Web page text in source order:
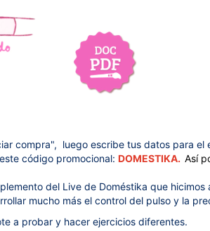
compra", luego escribe tus datos para
código promocional: DOMESTIKA. Así
del Live de Doméstika que hicimos
mucho más el control del pulso y la
a probar y hacer ejercicios diferentes.